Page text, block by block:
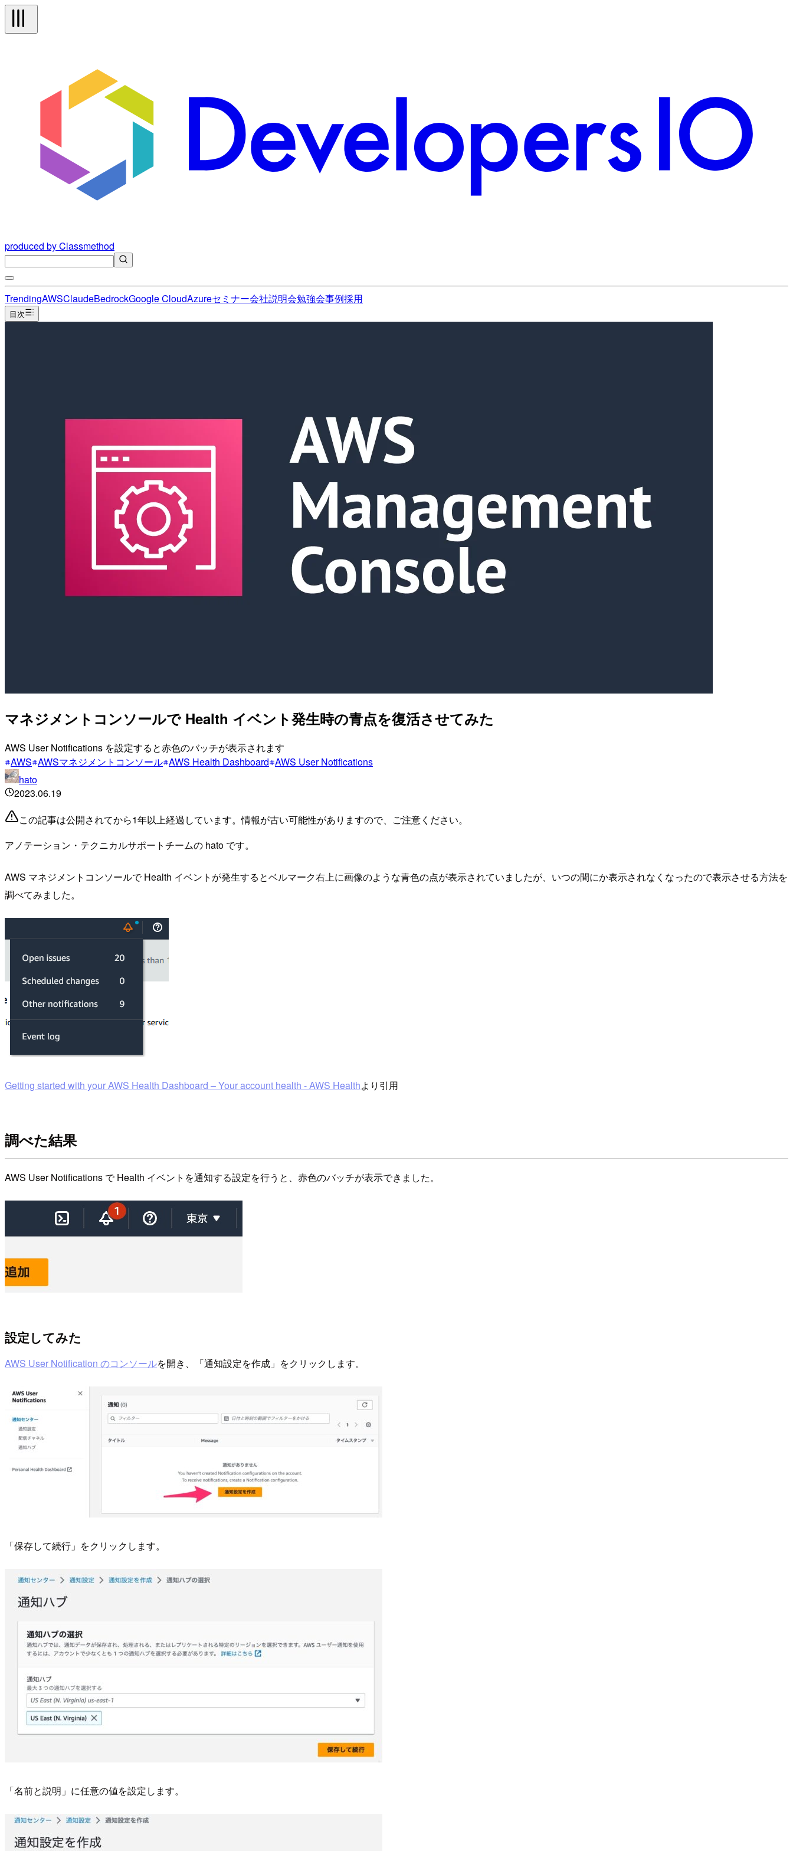
produced by Classmethod
TrendingAWSClaudeBedrockGoogle CloudAzureセミナー会社説明会勉強会事例採用
目次
マネジメントコンソールで Health イベント発生時の青点を復活させてみた
AWS User Notifications を設定すると赤色のバッチが表示されます
AWS AWSマネジメントコンソール AWS Health Dashboard AWS User Notifications
hato
2023.06.19
この記事は公開されてから1年以上経過しています。情報が古い可能性がありますので、ご注意ください。
アノテーション・テクニカルサポートチームの hato です。
AWS マネジメントコンソールで Health イベントが発生するとベルマーク右上に画像のような青色の点が表示されていましたが、いつの間にか表示されなくなったので表示させる方法を
調べてみました。
Getting started with your AWS Health Dashboard – Your account health - AWS Healthより引用
調べた結果
AWS User Notifications で Health イベントを通知する設定を行うと、赤色のバッチが表示できました。
設定してみた
AWS User Notification のコンソールを開き、「通知設定を作成」をクリックします。
「保存して続行」をクリックします。
「名前と説明」に任意の値を設定します。